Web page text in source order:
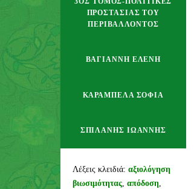
ΠΡΟΣΤΑΣΊΑΣ ΤΟΥ
ΠΕΡΙΒΆΛΛΟΝΤΟΣ
ΒΑΓΙΆΝΝΗ ΕΛΈΝΗ
ΚΑΡΆΜΠΕΛΑ ΣΟΦΊΑ
ΣΠΙΛΆΝΗΣ ΙΩΆΝΝΗΣ
Συγγραφέας
Λέξεις κλειδιά:αξιολόγηση
βιωσιμότητας,απόδοση,